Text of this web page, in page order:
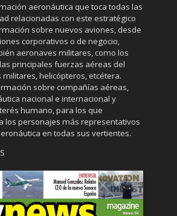
aeronáutica que toca todas las
relacionadas con este estratégico
sobre nuevos aviones, desde
corporativos o de negocio,
aeronaves militares, como los
principales fuerzas aéreas del
helicópteros, etcétera.
sobre compañías aéreas,
nacional e internacional y
humano, para los que
los personajes más representativos
en todas sus vertientes.